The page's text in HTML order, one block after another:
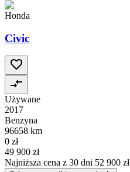
Honda
Civic
Używane
2017
Benzyna
96658 km
0 zł
49 900 zł
Najniższa cena z 30 dni 52 900 zł